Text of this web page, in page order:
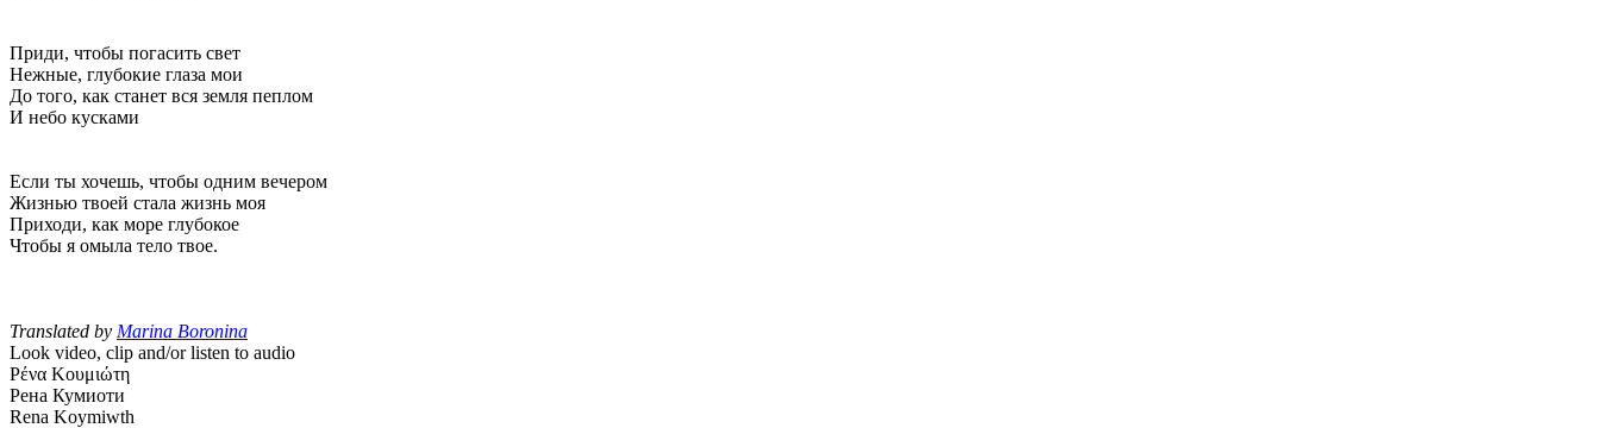
Приди, чтобы погасить свет
Нежные, глубокие глаза мои
До того, как станет вся земля пеплом
И небо кусками
Если ты хочешь, чтобы одним вечером
Жизнью твоей стала жизнь моя
Приходи, как море глубокое
Чтобы я омыла тело твое.
Translated by Marina Boronina
Look video, clip and/or listen to audio
Ρένα Κουμιώτη
Рена Кумиоти
Rena Koymiwth